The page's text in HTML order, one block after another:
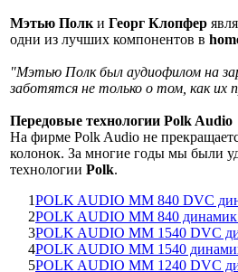
Мэтью Полк и Георг Клопфер
одни из лучших компонентов в
"Мэтью Полк был аудиофилом на
заботятся не только о том, как их
Передовые технологии Polk Audio
На фирме Polk Audio не
колонок. За многие годы мы были
технологии Polk.
1POLK AUDIO MM 840 DVC
2POLK AUDIO MM 840 динамик
3POLK AUDIO MM 1540 DVC
4POLK AUDIO MM 1540
5POLK AUDIO MM 1240 DVC